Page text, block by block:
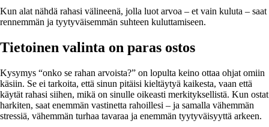
Kun alat nähdä rahasi välineenä, jolla luot arvoa – et vain kuluta – saat
rennemmän ja tyytyväisemmän suhteen kuluttamiseen.
Tietoinen valinta on paras ostos
Kysymys “onko se rahan arvoista?” on lopulta keino ottaa ohjat omiin
käsiin. Se ei tarkoita, että sinun pitäisi kieltäytyä kaikesta, vaan että
käytät rahasi siihen, mikä on sinulle oikeasti merkityksellistä. Kun ostat
harkiten, saat enemmän vastinetta rahoillesi – ja samalla vähemmän
stressiä, vähemmän turhaa tavaraa ja enemmän tyytyväisyyttä arkeen.